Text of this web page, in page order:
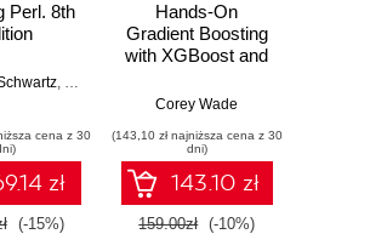
Perl. 8th
, brian d foy
cena z 30
zł
(-15%)
Hands-On
Gradient Boosting
with XGBoost and
Perform accessible
and extreme
gradient boosting
with Python
Corey Wade
(143,10 zł najniższa cena z 30
dni)
143.10 zł
159.00zł (-10%)